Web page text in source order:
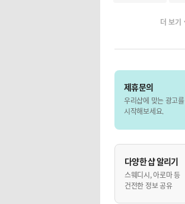
더 보기
제휴문의
우리샵에 맞는 광고를
시작해보세요.
다양한 샵 알리기
스웨디시, 아로마 등
건전한 정보 공유